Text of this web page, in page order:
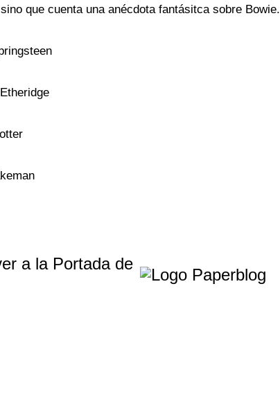
que cuenta una anécdota fantásitca sobre Bowie.
a la Portada de